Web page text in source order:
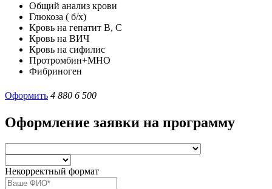
Общий анализ крови
Глюкоза ( б/х)
Кровь на гепатит В, С
Кровь на ВИЧ
Кровь на сифилис
Протромбин+МНО
Фибриноген
Оформить 4 880 6 500
Оформление заявки на программу
Некорректный формат